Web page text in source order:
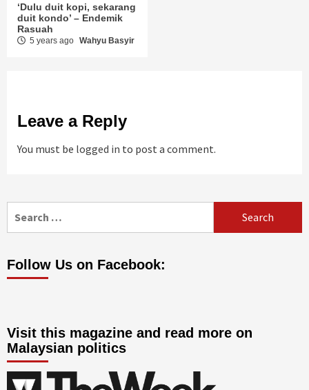
‘Dulu duit kopi, sekarang
duit kondo’ – Endemik
Rasuah
5 years ago Wahyu Basyir
Leave a Reply
You must be logged in to post a comment.
for:
Follow Us on Facebook:
Visit this magazine and read more on
Malaysian politics